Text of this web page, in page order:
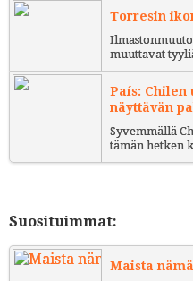
Torresin
muuttavat
País: Chilen
näyttävän
Syvemmällä
tämän hetken
Suosituimmat:
Maista